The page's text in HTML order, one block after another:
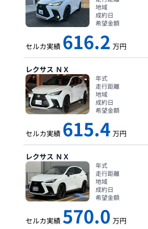
地域
成約日
希望金額
セルカ実績 616.2 万円
レクサス ＮＸ
年式
走行距離
地域
成約日
希望金額
セルカ実績 615.4 万円
レクサス ＮＸ
年式
走行距離
地域
成約日
希望金額
セルカ実績 570.0 万円